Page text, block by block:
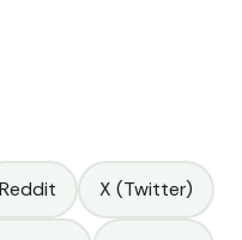
Reddit X (Twitter)